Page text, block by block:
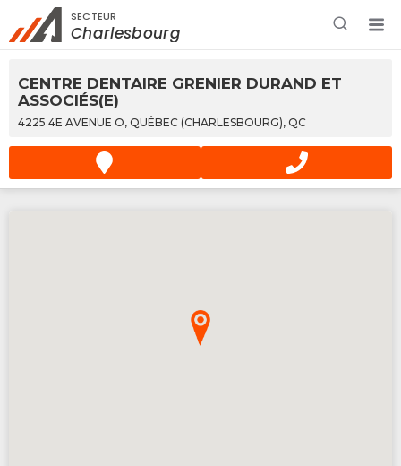
Rechercher à proximité - Entreprise / Rabais /
Services
SECTEUR
Charlesbourg
CENTRE DENTAIRE GRENIER DURAND ET
ASSOCIÉS(E)
4225 4E AVENUE O, QUÉBEC (CHARLESBOURG), QC